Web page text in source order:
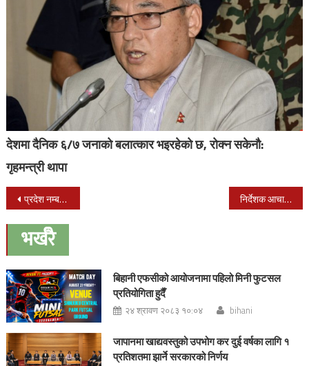
देशमा दैनिक ६/७ जनाको बलात्कार भइरहेको छ, रोक्न सकेनौ:
गृहमन्त्री थापा
Post
navigation
प्रदेश नम्बर २ को निर्बाचनको तयारी पुरा निर्देशक आचार्यको यसपालिको जन्मदिन, अनाथालयका बालबालिकासंग
भर्खरै
बिहानी एफसीको आयोजनामा पहिलो मिनी फुटसल
प्रतियोगिता हुदैँ
२४ श्रावण २०८३ १०:०४ bihani
जापानमा खाद्यवस्तुको उपभोग कर दुई वर्षका लागि १
प्रतिशतमा झार्ने सरकारको निर्णय